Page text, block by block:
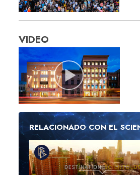
VIDEO
RELACIONADO CON EL